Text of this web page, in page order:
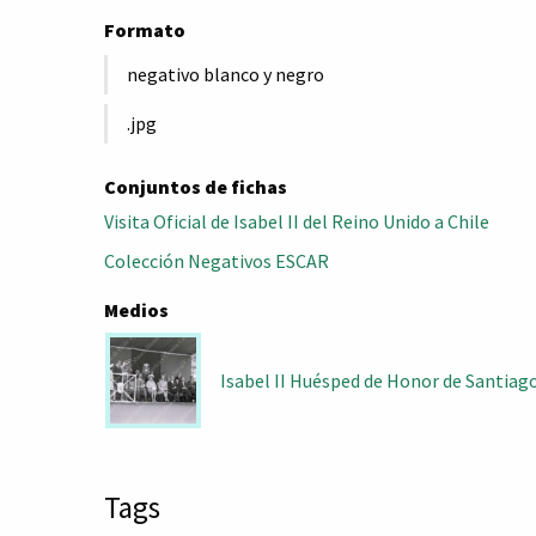
Formato
negativo blanco y negro
.jpg
Conjuntos de fichas
Visita Oficial de Isabel II del Reino Unido a Chile
Colección Negativos ESCAR
Medios
Isabel II Huésped de Honor de
Tags